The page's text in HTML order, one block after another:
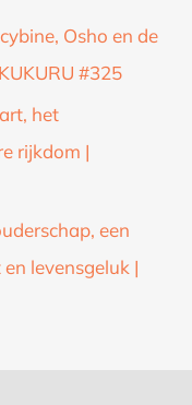
Osho en de
#325
het
rijkdom |
een
levensgeluk |